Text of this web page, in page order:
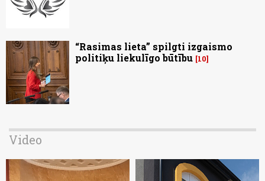
“Rasimas lieta” spilgti izgaismo
politiķu liekulīgo būtību 10
Video